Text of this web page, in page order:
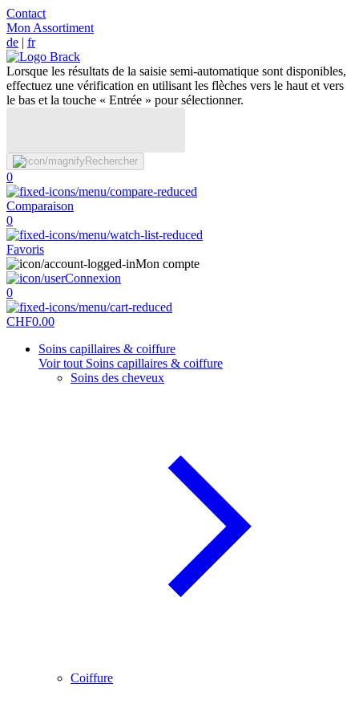
Contact
Mon Assortiment
de | fr
Lorsque les résultats de la saisie semi-automatique sont disponibles,
effectuez une vérification en utilisant les flèches vers le haut et vers
le bas et la touche « Entrée » pour sélectionner.
Rechercher
0
Comparaison
0
Favoris
Mon compte
Connexion
0
CHF0.00
Soins capillaires & coiffure
Voir tout Soins capillaires & coiffure
Soins des cheveux
Coiffure